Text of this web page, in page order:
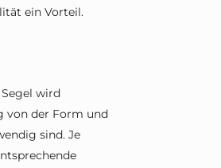
ein Vorteil.
wird
von der Form und
sind. Je